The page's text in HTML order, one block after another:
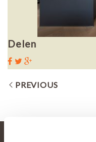
Delen
PREVIOUS